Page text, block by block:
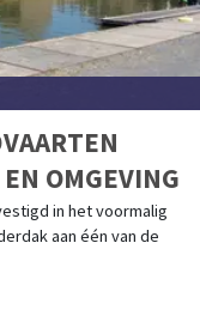
OMGEVING
in het voormalig
aan één van de